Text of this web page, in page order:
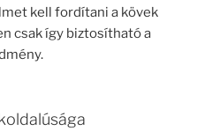
kell fordítani a kövek
csak így biztosítható a